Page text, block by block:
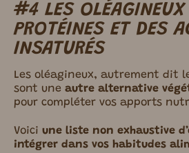
#4 LES
PROTÉINES ET DES
INSATURÉS
Les oléagineux, autrement dit
sont une autre alternative
pour compléter vos apports
Voici une liste non exhaustive
intégrer dans vos habitudes